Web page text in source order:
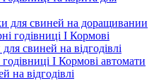
для свиней на доращивании
І Кормові автомати
на відгодівлі